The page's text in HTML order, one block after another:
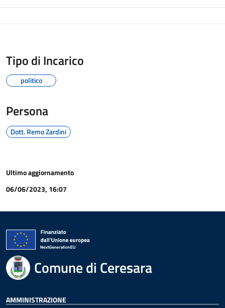
Tipo di Incarico
politico
Persona
Dott. Remo Zardini
Ultimo aggiornamento
06/06/2023, 16:07
Comune di Ceresara
AMMINISTRAZIONE